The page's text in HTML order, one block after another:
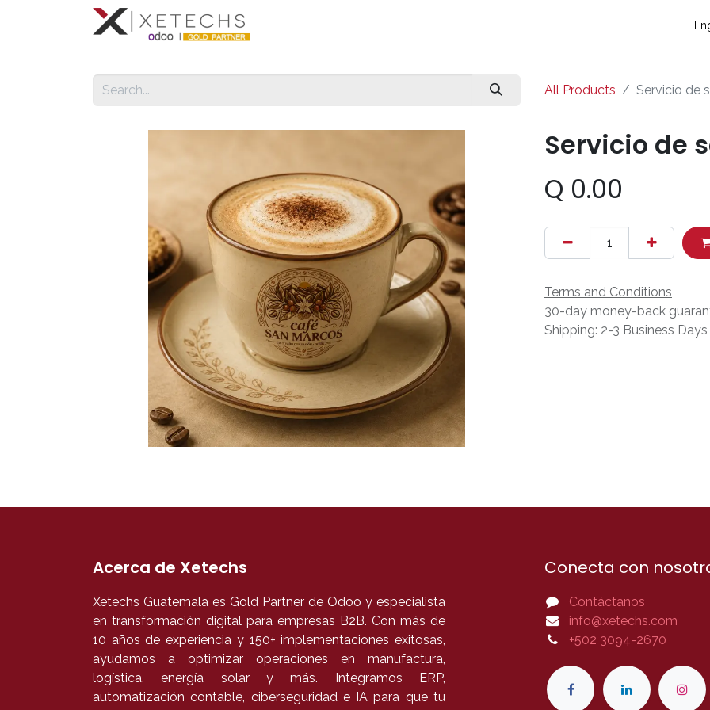
Soporte
All Products Servicio de
Servicio de
Q 0.00
Terms and Conditions
30-day money-back
Shipping: 2-3 Business Days
Acerca de Xetechs
Xetechs Guatemala es Gold Partner de Odoo y especialista
en transformación digital para empresas B2B. Con más de
10 años de experiencia y 150+ implementaciones exitosas,
ayudamos a optimizar operaciones en manufactura,
logística, energía solar y más. Integramos ERP,
automatización contable, ciberseguridad e IA para que tu
Conecta con
Contáctanos
info@xetechs.com
+502 3094-2670